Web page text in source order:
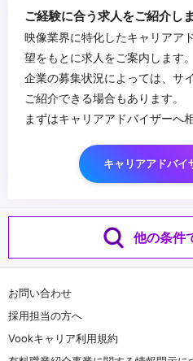
...
ご経験に合う求人をご紹介し
映像業界に特化したキャリアア
望をもとに求人をご案内します。
企業の募集状況によっては、サ
ご紹介できる場合もあります。
まずはキャリアアドバイザーへ
キャリアアドバイ
他の条件
お問い合わせ
採用担当の方へ
Vookキャリア利用規約